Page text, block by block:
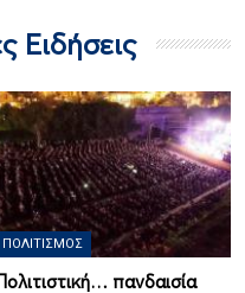
Ειδήσεις
ΠΟΛΙΤΙΣΜΌΣ
πανδαισία